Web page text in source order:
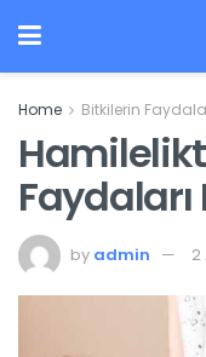
Home Bitkilerin
by admin 2